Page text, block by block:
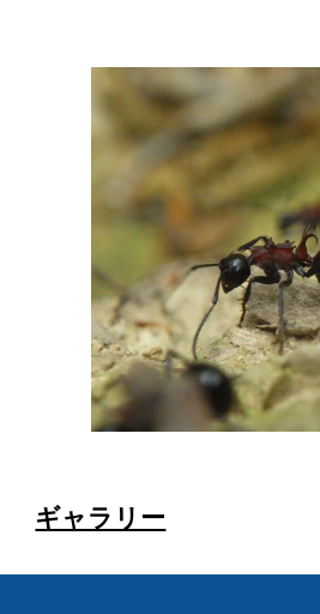
ギャラリー